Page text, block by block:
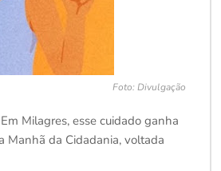
Foto: Divulgação
Milagres, esse cuidado ganha
Manhã da Cidadania, voltada